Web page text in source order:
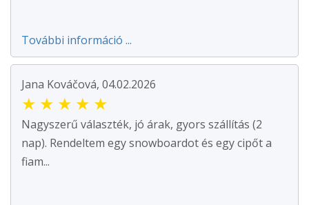
További információ ...
Jana Kováčová, 04.02.2026
★ ★ ★ ★ ★
Nagyszerű választék, jó árak, gyors szállítás (2
nap). Rendeltem egy snowboardot és egy cipőt a
fiam...